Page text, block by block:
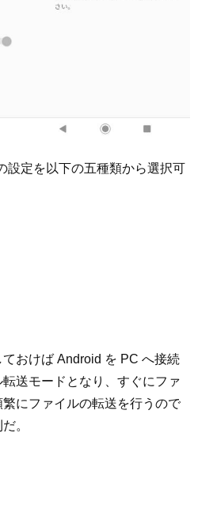
設定を以下の五種類から選択可
ておけば Android を PC へ接続
送モードとなり、すぐにファ
にファイルの転送を行うので
。